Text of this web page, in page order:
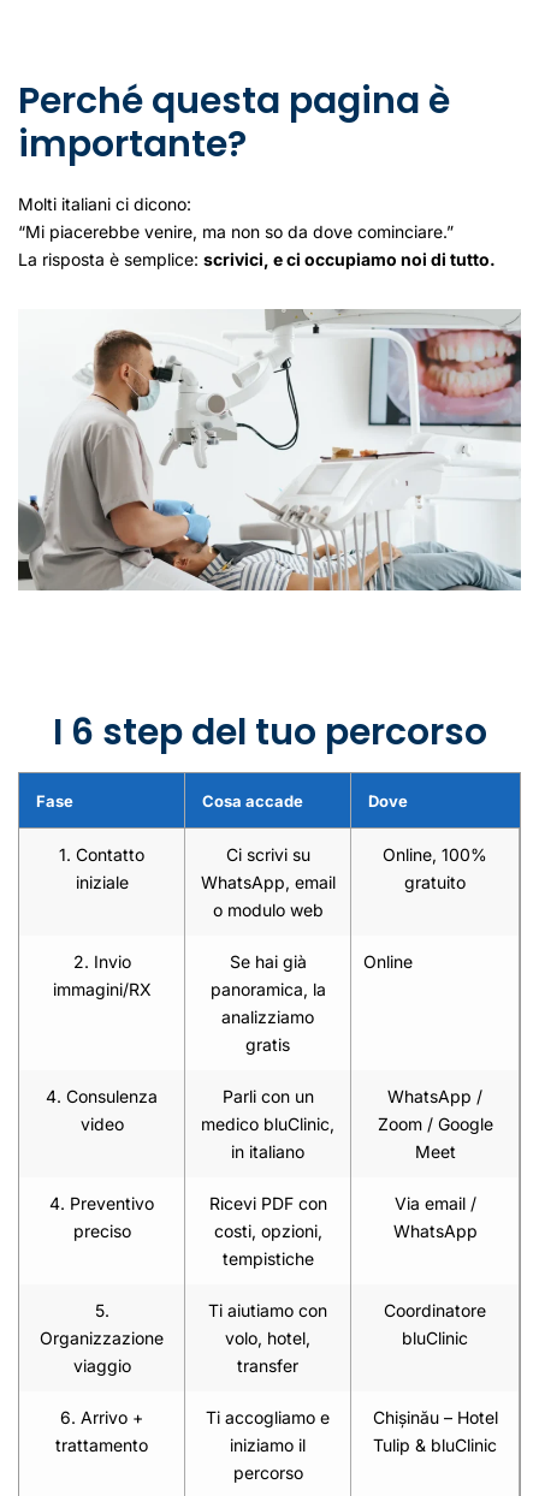
Perché questa pagina è
importante?
Molti italiani ci dicono:
“Mi piacerebbe venire, ma non so da dove cominciare.”
La risposta è semplice: scrivici, e ci occupiamo noi di tutto.
I 6 step del tuo percorso
Fase Cosa accade Dove
1. Contatto
iniziale
Ci scrivi su
WhatsApp, email
o modulo web
Online, 100%
gratuito
2. Invio
immagini/RX
Se hai già
panoramica, la
analizziamo
gratis
Online
4. Consulenza
video
Parli con un
medico bluClinic,
in italiano
WhatsApp /
Zoom / Google
Meet
4. Preventivo
preciso
Ricevi PDF con
costi, opzioni,
tempistiche
Via email /
WhatsApp
5.
Organizzazione
viaggio
Ti aiutiamo con
volo, hotel,
transfer
Coordinatore
bluClinic
6. Arrivo +
trattamento
Ti accogliamo e
iniziamo il
percorso
Chișinău – Hotel
Tulip & bluClinic